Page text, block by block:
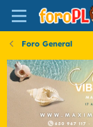
Foro General